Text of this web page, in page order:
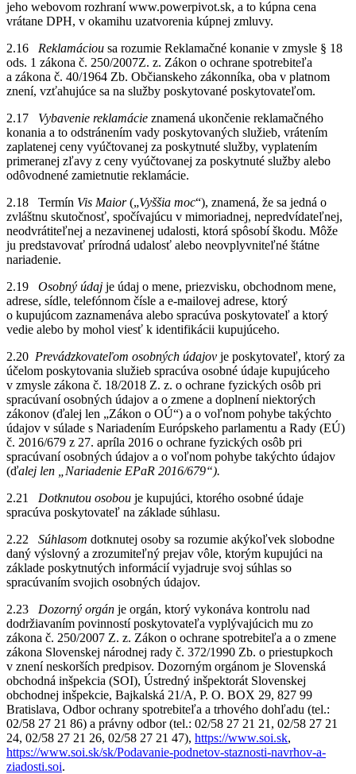
jeho webovom rozhraní www.powerpivot.sk, a to kúpna cena
vrátane DPH, v okamihu uzatvorenia kúpnej zmluvy.
2.16 Reklamáciou sa rozumie Reklamačné konanie v zmysle § 18
ods. 1 zákona č. 250/2007Z. z. Zákon o ochrane spotrebiteľa
a zákona č. 40/1964 Zb. Občianskeho zákonníka, oba v platnom
znení, vzťahujúce sa na služby poskytované poskytovateľom.
2.17 Vybavenie reklamácie znamená ukončenie reklamačného
konania a to odstránením vady poskytovaných služieb, vrátením
zaplatenej ceny vyúčtovanej za poskytnuté služby, vyplatením
primeranej zľavy z ceny vyúčtovanej za poskytnuté služby alebo
odôvodnené zamietnutie reklamácie.
2.18 Termín Vis Maior(„Vyššia moc“), znamená, že sa jedná o
zvláštnu skutočnosť, spočívajúcu v mimoriadnej, nepredvídateľnej,
neodvrátiteľnej a nezavinenej udalosti, ktorá spôsobí škodu. Môže
ju predstavovať prírodná udalosť alebo neovplyvniteľné štátne
nariadenie.
2.19 Osobný údaj je údaj o mene, priezvisku, obchodnom mene,
adrese, sídle, telefónnom čísle a e-mailovej adrese, ktorý
o kupujúcom zaznamenáva alebo spracúva poskytovateľ a ktorý
vedie alebo by mohol viesť k identifikácii kupujúceho.
2.20 Prevádzkovateľom osobných údajov je poskytovateľ, ktorý za
účelom poskytovania služieb spracúva osobné údaje kupujúceho
v zmysle zákona č. 18/2018 Z. z. o ochrane fyzických osôb pri
spracúvaní osobných údajov a o zmene a doplnení niektorých
zákonov (ďalej len „Zákon o OÚ“) a o voľnom pohybe takýchto
údajov v súlade s Nariadením Európskeho parlamentu a Rady (EÚ)
č. 2016/679 z 27. apríla 2016 o ochrane fyzických osôb pri
spracúvaní osobných údajov a o voľnom pohybe takýchto údajov
(ďalej len „Nariadenie EPaR 2016/679“).
2.21 Dotknutou osobou je kupujúci, ktorého osobné údaje
spracúva poskytovateľ na základe súhlasu.
2.22 Súhlasom dotknutej osoby sa rozumie akýkoľvek slobodne
daný výslovný a zrozumiteľný prejav vôle, ktorým kupujúci na
základe poskytnutých informácií vyjadruje svoj súhlas so
spracúvaním svojich osobných údajov.
2.23 Dozorný orgán je orgán, ktorý vykonáva kontrolu nad
dodržiavaním povinností poskytovateľa vyplývajúcich mu zo
zákona č. 250/2007 Z. z. Zákon o ochrane spotrebiteľa a o zmene
zákona Slovenskej národnej rady č. 372/1990 Zb. o priestupkoch
v znení neskorších predpisov. Dozorným orgánom je Slovenská
obchodná inšpekcia (SOI), Ústredný inšpektorát Slovenskej
obchodnej inšpekcie, Bajkalská 21/A, P. O. BOX 29, 827 99
Bratislava, Odbor ochrany spotrebiteľa a trhového dohľadu (tel.:
02/58 27 21 86) a právny odbor (tel.: 02/58 27 21 21, 02/58 27 21
24, 02/58 27 21 26, 02/58 27 21 47), https://www.soi.sk,
https://www.soi.sk/sk/Podavanie-podnetov-staznosti-navrhov-a-
ziadosti.soi.